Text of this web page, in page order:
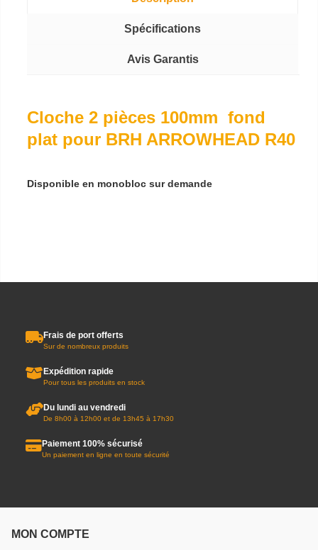
Spécifications
Avis Garantis
Cloche 2 pièces 100mm fond
plat pour BRH ARROWHEAD R40
Disponible en monobloc sur demande
Frais de port offerts
Sur de nombreux produits
Expédition rapide
Pour tous les produits en stock
Du lundi au vendredi
De 8h00 à 12h00 et de 13h45 à 17h30
Paiement 100% sécurisé
Un paiement en ligne en toute sécurité
MON COMPTE